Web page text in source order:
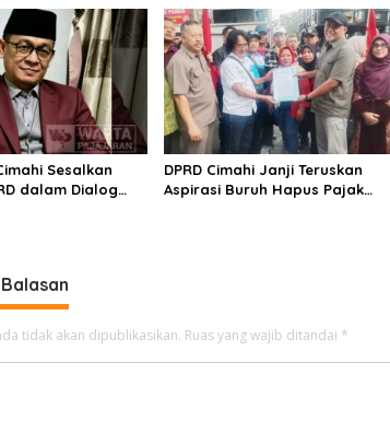
Cibabat
Parpol
Sesalkan
dalam Dialog
DPRD Cimahi Janji Teruskan
Aspirasi Buruh Hapus Pajak
tidak akan dipublikasikan. Ruas yang wajib ditandai *